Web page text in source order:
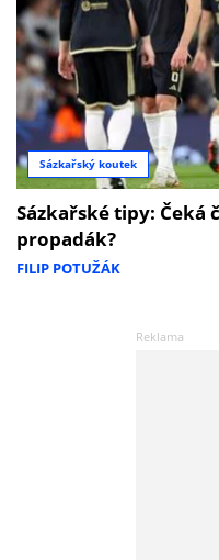
Sázkařský koutek
Sázkařské tipy: Čeká
propadák?
FILIP POTUŽÁK